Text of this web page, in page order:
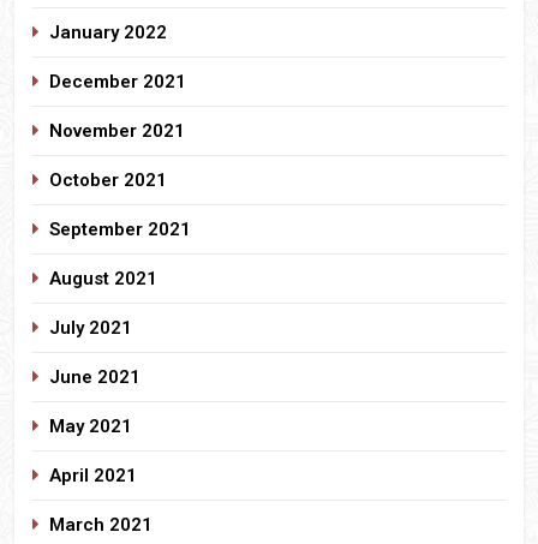
January 2022
December 2021
November 2021
October 2021
September 2021
August 2021
July 2021
June 2021
May 2021
April 2021
March 2021